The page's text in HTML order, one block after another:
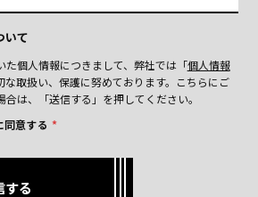
いて
た個人情報につきまして、弊社では「個人情報
取扱い、保護に努めております。 こちらにご
は、「送信する」を押してください。
同意する *